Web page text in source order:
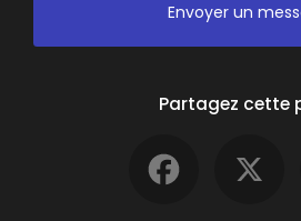
Envoyer un
Partagez cette